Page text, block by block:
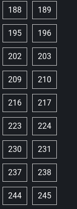
188 189
195 196
202 203
209 210
216 217
223 224
230 231
237 238
244 245